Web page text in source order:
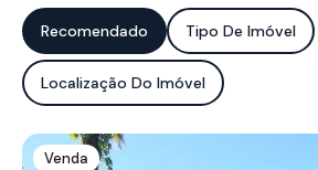
Recomendado Tipo De Imóvel
Localização Do Imóvel
Venda